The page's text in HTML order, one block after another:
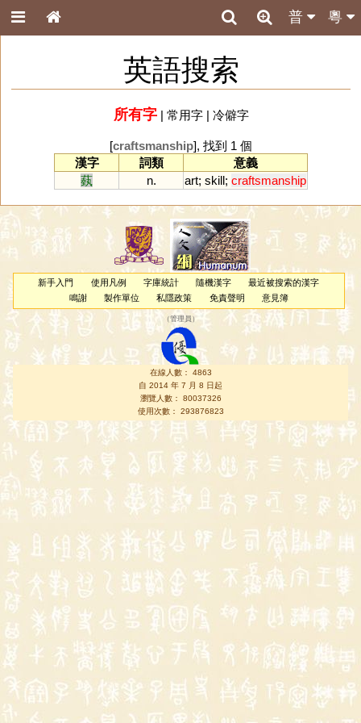
粵
普
英語搜索
所有字| 常用字| 冷僻字
[craftsmanship], 找到 1 個
漢字
詞類
意義
蓺
n. art; skill; craftsmanship
新手入門 使用凡例 字庫統計 隨機漢字
最近被搜索的漢字
鳴謝
製作單位 私隱政策 免責聲明 意見簿
（管理員 ）
在線人數： 4863
自 2014 年 7 月 8 日起
瀏覽人數： 80037326
使用次數： 293876823